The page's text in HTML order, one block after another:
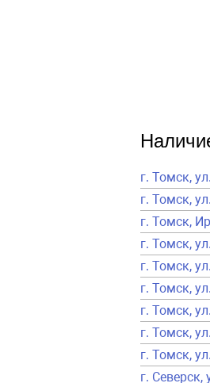
г. Томск,
г. Томск,
г. Томск,
г. Томск,
г. Томск,
г. Томск,
г. Томск,
г. Томск,
г. Томск,
г. Северск,